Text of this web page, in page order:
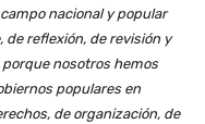
nacional y popular
de reflexión, de revisión y
nosotros hemos
populares en
de organización, de